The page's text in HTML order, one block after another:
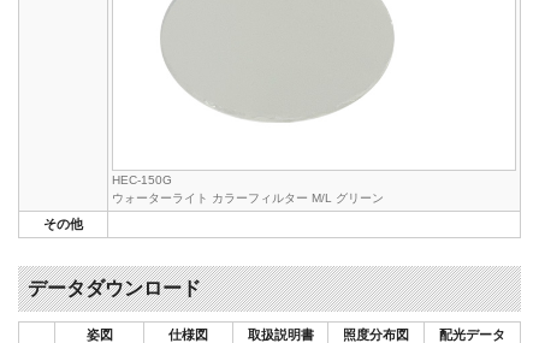
HEC-150G
ウォーターライト カラーフィルター M/L グリーン
その他
データダウンロード
姿図 仕様図 取扱説明書 照度分布図
配光データ